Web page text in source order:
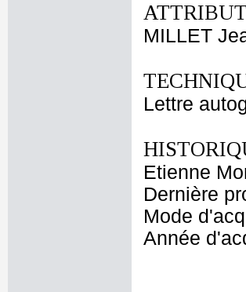
MILLET
Lettre
Etienne
Dernière
Mode
Année